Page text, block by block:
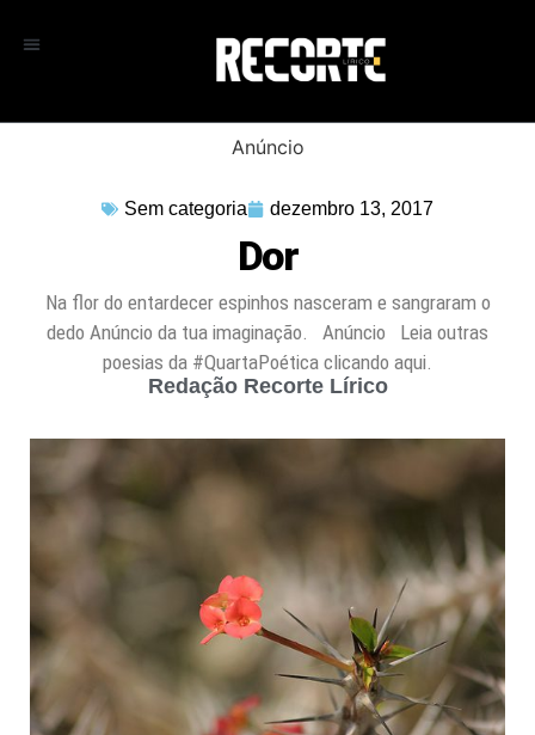
Anúncio
Sem categoria dezembro 13, 2017
Dor
Na flor do entardecer espinhos nasceram e sangraram o
dedo Anúncio da tua imaginação. Anúncio Leia outras
poesias da #QuartaPoética clicando aqui.
Redação Recorte Lírico